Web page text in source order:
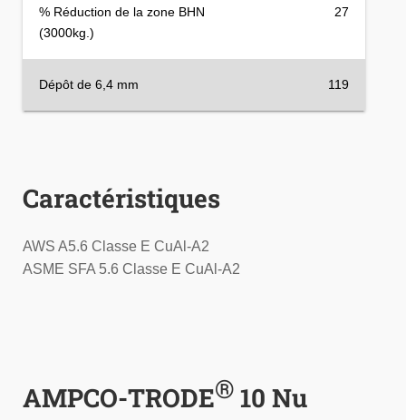
% Réduction de la zone BHN
(3000kg.)
27
Dépôt de 6,4 mm 119
Caractéristiques
AWS A5.6 Classe E CuAl-A2
ASME SFA 5.6 Classe E CuAl-A2
AMPCO-TRODE®10 Nu